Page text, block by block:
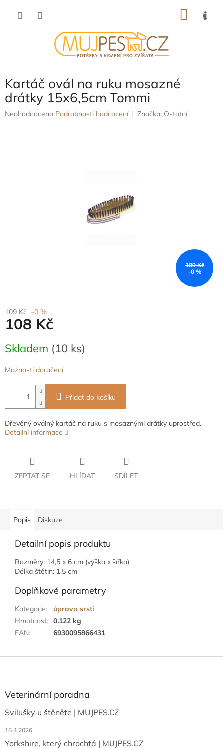
Kartáč ovál na ruku mosazné
drátky 15x6,5cm Tommi
Průměrné
Neohodnoceno Podrobnosti hodnocení Značka: Ostatní
109 Kč
–0 %
109 Kč –0 %
108 Kč
cena:
Skladem (10 ks)
Možnosti doručení
Přidat do košíku
Dřevěný oválný kartáč na ruku s mosaznými drátky uprostřed.
Detailní informace
ZEPTAT SE HLÍDAT SDÍLET
Popis Diskuze
Detailní popis produktu
Rozměry: 14,5 x 6 cm (výška x šířka)
Délka štětin: 1,5 cm
Doplňkové parametry
Kategorie:
úprava srsti
Hmotnost: 0.122 kg
EAN: 6930095866431
aVeterinární poradna
Svilušky u štěněte | MUJPES.CZ
18.4.2026
Yorkshire, který chrochtá | MUJPES.CZ